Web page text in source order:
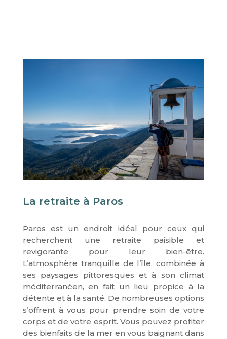
La retraite à Paros
Paros est un endroit idéal pour ceux qui
recherchent une retraite paisible et
revigorante pour leur bien-être.
L’atmosphère tranquille de l’île, combinée à
ses paysages pittoresques et à son climat
méditerranéen, en fait un lieu propice à la
détente et à la santé. De nombreuses options
s’offrent à vous pour prendre soin de votre
corps et de votre esprit. Vous pouvez profiter
des bienfaits de la mer en vous baignant dans